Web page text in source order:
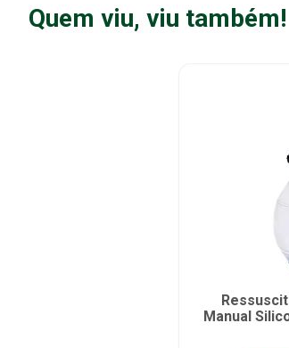
Quem viu, viu também!
Manual